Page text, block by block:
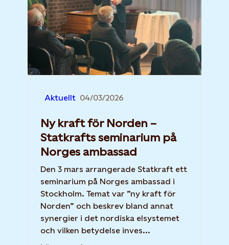
Aktuellt 04/03/2026
Ny kraft för Norden –
Statkrafts seminarium på
Norges ambassad
Den 3 mars arrangerade Statkraft ett
seminarium på Norges ambassad i
Stockholm. Temat var ”ny kraft för
Norden” och beskrev bland annat
synergier i det nordiska elsystemet
och vilken betydelse inves...